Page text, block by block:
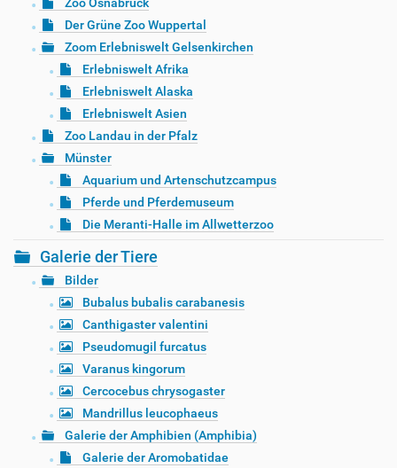
Zoo Osnabrück
Der Grüne Zoo Wuppertal
Zoom Erlebniswelt Gelsenkirchen
Erlebniswelt Afrika
Erlebniswelt Alaska
Erlebniswelt Asien
Zoo Landau in der Pfalz
Münster
Aquarium und Artenschutzcampus
Pferde und Pferdemuseum
Die Meranti-Halle im Allwetterzoo
Galerie der Tiere
Bilder
Bubalus bubalis carabanesis
Canthigaster valentini
Pseudomugil furcatus
Varanus kingorum
Cercocebus chrysogaster
Mandrillus leucophaeus
Galerie der Amphibien (Amphibia)
Galerie der Aromobatidae